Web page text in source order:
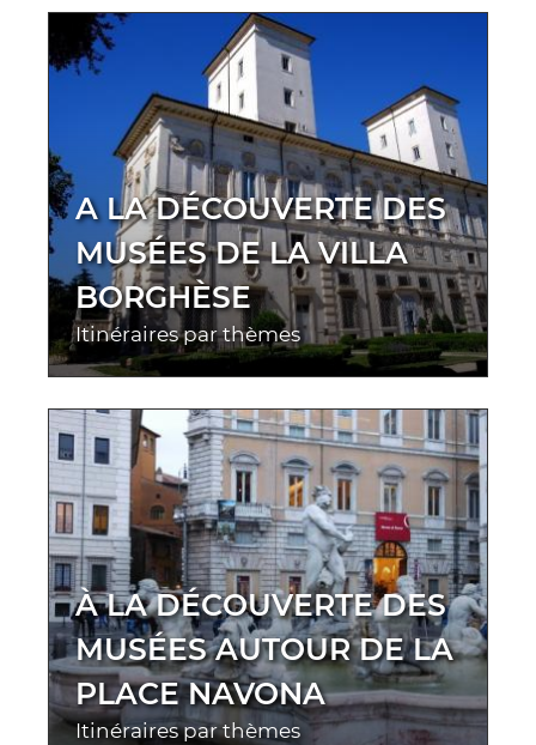
A LA DÉCOUVERTE DES
MUSÉES DE LA VILLA
BORGHÈSE
Itinéraires par thèmes
À LA DÉCOUVERTE DES
MUSÉES AUTOUR DE LA
PLACE NAVONA
Itinéraires par thèmes